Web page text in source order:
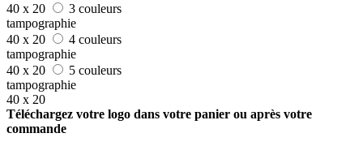
40 x 20
3 couleurs
tampographie
40 x 20
4 couleurs
tampographie
40 x 20
5 couleurs
tampographie
40 x 20
Téléchargez votre logo dans votre panier ou après votre
commande